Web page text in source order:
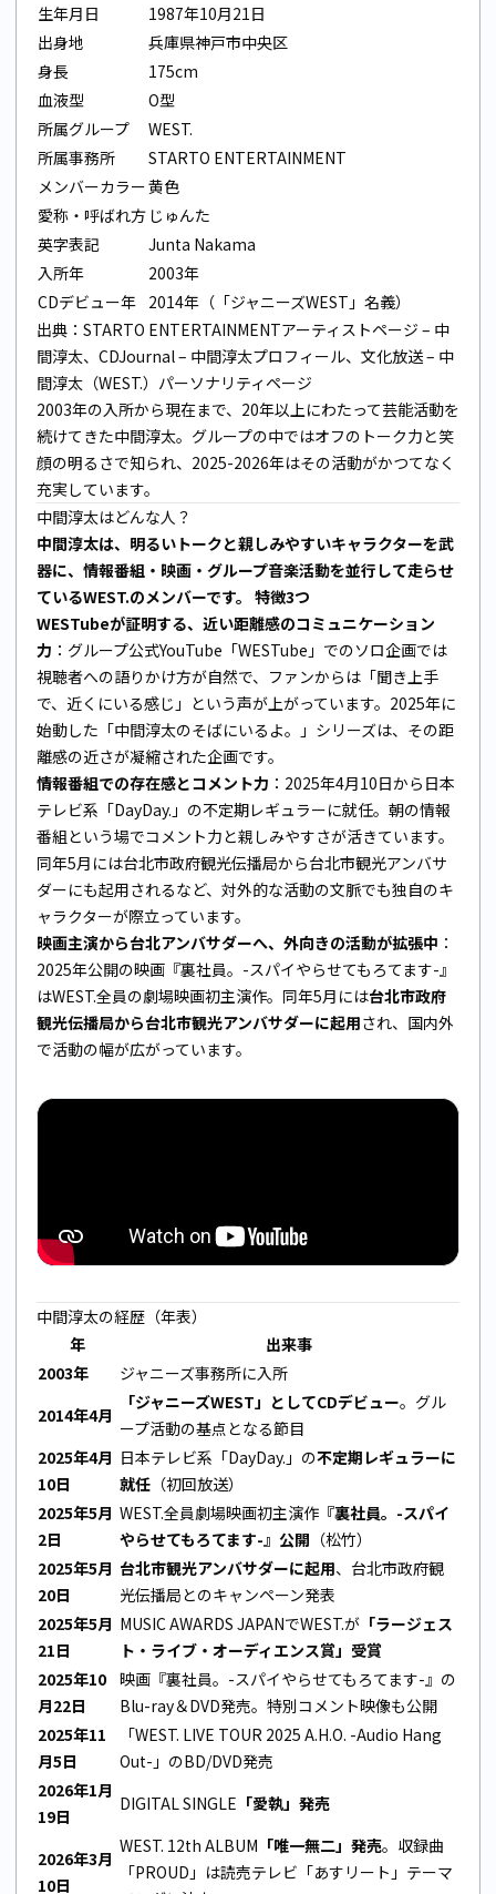
生年月日
1987年10月21日
出身地
兵庫県神戸市中央区
身長
175cm
血液型
O型
所属グループ
WEST.
所属事務所
STARTO ENTERTAINMENT
メンバーカラー黄色
愛称・呼ばれ方 じゅんた
英字表記
Junta Nakama
入所年
2003年
CDデビュー年 2014年（「ジャニーズWEST」名義）
出典： STARTO ENTERTAINMENTアーティストページ – 中
間淳太、 CDJournal – 中間淳太プロフィール、 文化放送 – 中
間淳太（WEST.）パーソナリティページ
2003年の入所から現在まで、20年以上にわたって芸能活動を
続けてきた中間淳太。グループの中ではオフのトーク力と笑
顔の明るさで知られ、2025-2026年はその活動がかつてなく
充実しています。
中間淳太はどんな人？
中間淳太は、明るいトークと親しみやすいキャラクターを武
器に、情報番組・映画・グループ音楽活動を並行して走らせ
ているWEST.のメンバーです。 特徴3つ
WESTubeが証明する、近い距離感のコミュニケーション
力 ：グループ公式YouTube「WESTube」でのソロ企画では
視聴者への語りかけ方が自然で、ファンからは「聞き上手
で、近くにいる感じ」という声が上がっています。2025年に
始動した「中間淳太のそばにいるよ。」シリーズは、その距
離感の近さが凝縮された企画です。
情報番組での存在感とコメント力 ：2025年4月10日から日本
テレビ系「DayDay.」の不定期レギュラーに就任。朝の情報
番組という場でコメント力と親しみやすさが活きています。
同年5月には台北市政府観光伝播局から台北市観光アンバサ
ダーにも起用されるなど、対外的な活動の文脈でも独自のキ
ャラクターが際立っています。
映画主演から台北アンバサダーへ、外向きの活動が拡張中 ：
2025年公開の映画『裏社員。-スパイやらせてもろてます-』
はWEST.全員の劇場映画初主演作。同年5月には台北市政府
観光伝播局から台北市観光アンバサダーに起用され、国内外
で活動の幅が広がっています。
中間淳太の経歴（年表）
年
出来事
2003年
ジャニーズ事務所に入所
2014年4月
「ジャニーズWEST」としてCDデビュー。グル
ープ活動の基点となる節目
2025年4月
10日
日本テレビ系「DayDay.」の不定期レギュラーに
就任 （初回放送）
2025年5月
2日
WEST.全員劇場映画初主演作 『裏社員。-スパイ
やらせてもろてます-』公開 （松竹）
2025年5月
20日
台北市観光アンバサダーに起用、台北市政府観
光伝播局とのキャンペーン発表
2025年5月
21日
MUSIC AWARDS JAPANでWEST.が 「ラージェス
ト・ライブ・オーディエンス賞」受賞
2025年10
月22日
映画『裏社員。-スパイやらせてもろてます-』の
Blu-ray＆DVD発売。特別コメント映像も公開
2025年11
月5日
「WEST. LIVE TOUR 2025 A.H.O. -Audio Hang
Out-」のBD/DVD発売
2026年1月
19日
DIGITAL SINGLE 「愛執」発売
2026年3月
10日
WEST. 12th ALBUM 「唯一無二」発売。収録曲
「PROUD」は読売テレビ「あすリート」テーマ